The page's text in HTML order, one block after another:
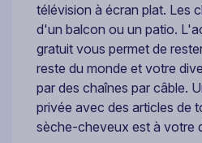
télévision à écran plat. Les
d'un balcon ou un patio.
gratuit vous permet de
reste du monde et votre
par des chaînes par câble.
privée avec des articles de
sèche-cheveux est à votre